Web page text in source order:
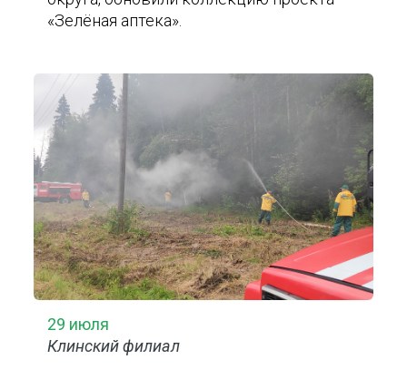
«Зелёная аптека».
29 июля
Клинский филиал